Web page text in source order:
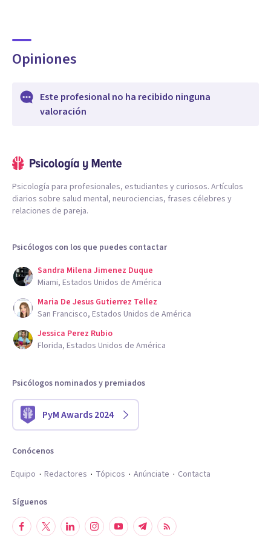
Opiniones
Este profesional no ha recibido ninguna
valoración
Psicología para profesionales, estudiantes y curiosos. Artículos
diarios sobre salud mental, neurociencias, frases célebres y
relaciones de pareja.
Psicólogos con los que puedes contactar
Sandra Milena Jimenez Duque
Miami, Estados Unidos de América
Maria De Jesus Gutierrez Tellez
San Francisco, Estados Unidos de América
Jessica Perez Rubio
Florida, Estados Unidos de América
Psicólogos nominados y premiados
PyM Awards 2024
Conócenos
Equipo
Redactores Tópicos Anúnciate Contacta
Síguenos